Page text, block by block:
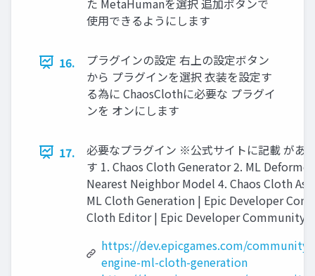
使用できるようにします
16.
プラグインの設定 右上の設定ボタン
から プラグインを選択 衣装を設定す
る為に ChaosClothに必要な プラグイ
ンを オンにします
17.
必要なプラグイン ※公式サイトに記載 があ
す 1. Chaos Cloth Generator 2. ML
Nearest Neighbor Model 4. Chaos Cloth
ML Cloth Generation | Epic Developer
Cloth Editor | Epic Developer Community
https://dev.epicgames.com/
engine-ml-cloth-generation